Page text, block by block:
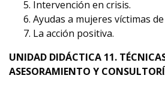
Intervención en crisis.
Ayudas a mujeres víctimas
La acción positiva.
UNIDAD DIDÁCTICA 11.
ASESORAMIENTO Y